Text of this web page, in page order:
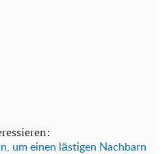
um einen lästigen Nachbarn